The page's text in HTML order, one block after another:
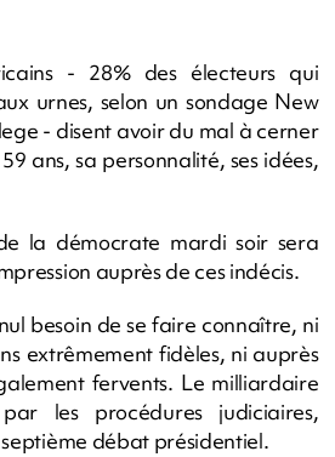
- 28% des électeurs qui
urnes, selon un sondage New
- disent avoir du mal à cerner
ans, sa personnalité, ses idées,
la démocrate mardi soir sera
auprès de ces indécis.
besoin de se faire connaître, ni
extrêmement fidèles, ni auprès
fervents. Le milliardaire
les procédures judiciaires,
débat présidentiel.